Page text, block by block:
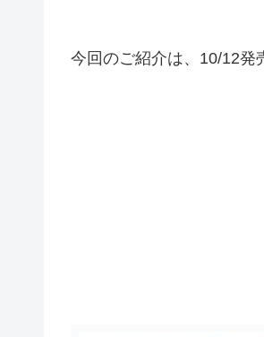
今回のご紹介は、10/12発